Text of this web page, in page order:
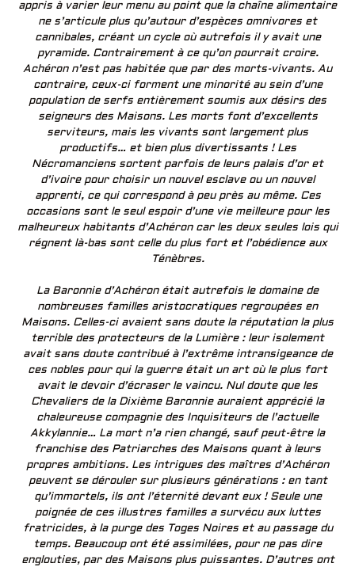
appris à varier leur menu au point que la chaîne alimentaire
ne s’articule plus qu’autour d’espèces omnivores et
cannibales, créant un cycle où autrefois il y avait une
pyramide. Contrairement à ce qu’on pourrait croire.
Achéron n’est pas habitée que par des morts-vivants. Au
contraire, ceux-ci forment une minorité au sein d’une
population de serfs entièrement soumis aux désirs des
seigneurs des Maisons. Les morts font d’excellents
serviteurs, mais les vivants sont largement plus
productifs… et bien plus divertissants ! Les
Nécromanciens sortent parfois de leurs palais d’or et
d’ivoire pour choisir un nouvel esclave ou un nouvel
apprenti, ce qui correspond à peu près au même. Ces
occasions sont le seul espoir d’une vie meilleure pour les
malheureux habitants d’Achéron car les deux seules lois qui
régnent là-bas sont celle du plus fort et l’obédience aux
Ténèbres.
La Baronnie d’Achéron était autrefois le domaine de
nombreuses familles aristocratiques regroupées en
Maisons. Celles-ci avaient sans doute la réputation la plus
terrible des protecteurs de la Lumière : leur isolement
avait sans doute contribué à l’extrême intransigeance de
ces nobles pour qui la guerre était un art où le plus fort
avait le devoir d’écraser le vaincu. Nul doute que les
Chevaliers de la Dixième Baronnie auraient apprécié la
chaleureuse compagnie des Inquisiteurs de l’actuelle
Akkylannie… La mort n’a rien changé, sauf peut-être la
franchise des Patriarches des Maisons quant à leurs
propres ambitions. Les intrigues des maîtres d’Achéron
peuvent se dérouler sur plusieurs générations : en tant
qu’immortels, ils ont l’éternité devant eux ! Seule une
poignée de ces illustres familles a survécu aux luttes
fratricides, à la purge des Toges Noires et au passage du
temps. Beaucoup ont été assimilées, pour ne pas dire
englouties, par des Maisons plus puissantes. D’autres ont